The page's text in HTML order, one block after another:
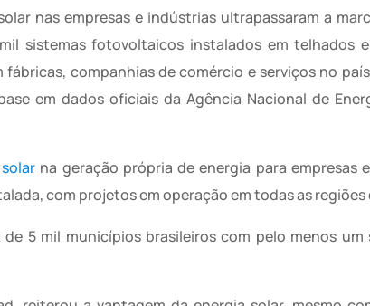
nas empresas e indústrias ultrapassaram a
sistemas fotovoltaicos instalados em telhados
companhias de comércio e serviços no
em dados oficiais da Agência Nacional de
na geração própria de energia para empresas
com projetos em operação em todas as regiões
5 mil municípios brasileiros com pelo menos um